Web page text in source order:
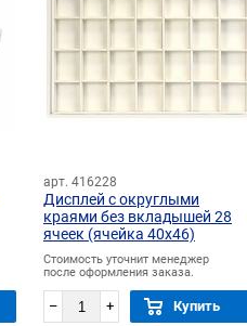
арт. 416228
Дисплей с округлыми
краями без вкладышей 28
ячеек (ячейка 40х46)
Стоимость уточнит менеджер
после оформления заказа.
– + Купить